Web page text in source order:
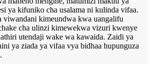
ya kifuniko cha usalama ni kulinda vifaa.
viwandani kimeundwa kwa uangalifu
cha ulinzi kimewekwa vizuri kwenye
utendaji wake wa kawaida. Zaidi ya
ya ziada ya vifaa vya bidhaa hupunguza